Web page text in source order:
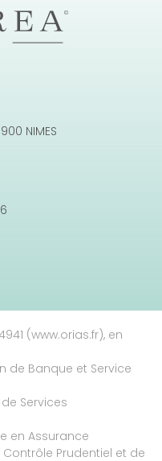
NIMES
(www.orias.fr), en
de Banque et Service
Services
en Assurance
Prudentiel et de